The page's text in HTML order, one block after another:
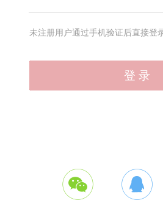
未注册用户通过手机验证后直接登录
登 录